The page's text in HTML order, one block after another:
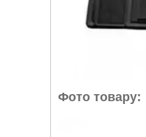
Фото товару: